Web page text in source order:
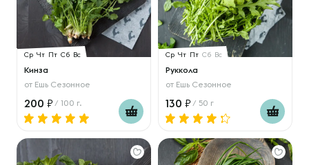
Ср Чт Пт Сб Вс
Кинза
от Ешь Сезонное
200 / 100 г.
Ср Чт Пт Сб Вс
Руккола
от Ешь Сезонное
130 / 50 г